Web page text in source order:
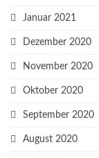
Januar 2021
Dezember 2020
November 2020
Oktober 2020
September 2020
August 2020